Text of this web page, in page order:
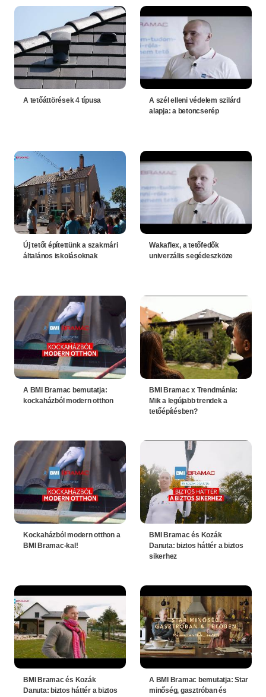
A tetőáttörések 4 típusa
A szél elleni védelem szilárd
alapja: a betoncserép
Új tetőt építettünk a szakmári
általános iskolásoknak
Wakaflex, a tetőfedők
univerzális segédeszköze
A BMI Bramac bemutatja:
kockaházból modern otthon
BMI Bramac x Trendmánia:
Mik a legújabb trendek a
tetőépítésben?
Kockaházból modern otthon a
BMI Bramac-kal!
BMI Bramac és Kozák
Danuta: biztos háttér a biztos
sikerhez
BMI Bramac és Kozák
Danuta: biztos háttér a biztos
A BMI Bramac bemutatja: Star
minőség, gasztróban és